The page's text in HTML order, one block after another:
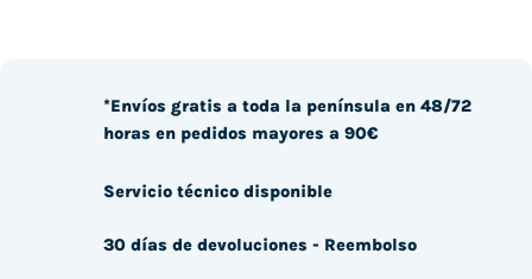
*Envíos gratis a toda la península en 48/72
horas en pedidos mayores a 90€
Servicio técnico disponible
30 días de devoluciones - Reembolso